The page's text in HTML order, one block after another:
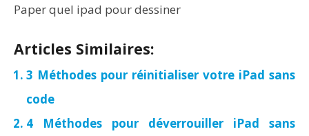
Paper quel ipad pour dessiner
Articles Similaires:
3 Méthodes pour réinitialiser votre iPad sans
code
4 Méthodes pour déverrouiller iPad sans